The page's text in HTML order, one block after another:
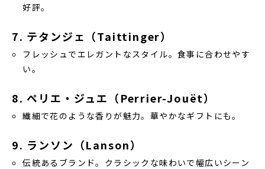
好評。
7. テタンジェ（Taittinger）
フレッシュでエレガントなスタイル。食事に合わせやす
い。
8. ペリエ・ジュエ（Perrier-Jouët）
繊細で花のような香りが魅力。華やかなギフトにも。
9. ランソン（Lanson）
伝統あるブランド。クラシックな味わいで幅広いシーン